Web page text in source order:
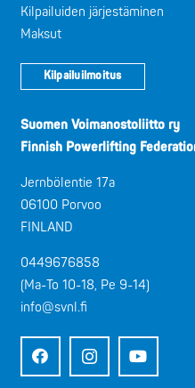
Kilpailuiden järjestäminen
Maksut
Kilpailuilmoitus
Suomen Voimanostoliitto ry
Finnish Powerlifting
Jernbölentie 17a
06100 Porvoo
FINLAND
0449676858
(Ma-To 10-18, Pe 9-14)
info@svnl.fi